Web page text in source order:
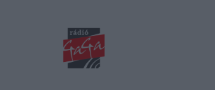
RÁDIÓ GAGA